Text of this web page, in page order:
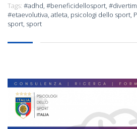
Tags: #adhd #beneficidellosport
#etaevolutiva atleta psicologi dello sport
sport sport